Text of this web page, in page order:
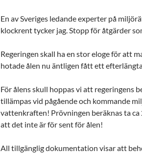
En av Sveriges ledande experter på
klockrent tycker jag. Stopp för åtgärder
Regeringen skall ha en stor eloge för att
hotade ålen nu äntligen fått ett
För ålens skull hoppas vi att regeringens
tillämpas vid pågående och kommande
vattenkraften! Prövningen beräknas ta ca
att det inte är för sent för ålen!
All tillgänglig dokumentation visar att